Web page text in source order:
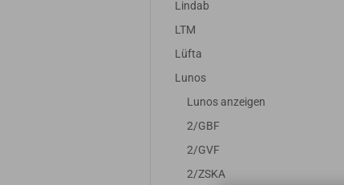
Lindab
LTM
Lüfta
Lunos
Lunos anzeigen
2/GBF
2/GVF
2/ZSKA